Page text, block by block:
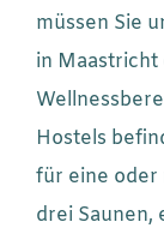
müssen Sie
in Maastricht
Hostels
für eine oder
drei Saunen,